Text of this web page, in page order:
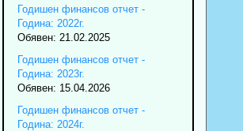
Годишен финансов отчет -
Година: 2022г.
Обявен: 21.02.2025
Годишен финансов отчет -
Година: 2023г.
Обявен: 15.04.2026
Годишен финансов отчет -
Година: 2024г.